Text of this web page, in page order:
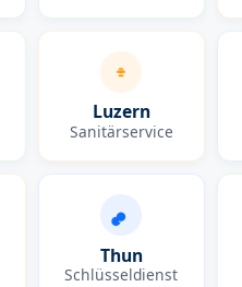
Luzern
Sanitärservice
Thun
Schlüsseldienst